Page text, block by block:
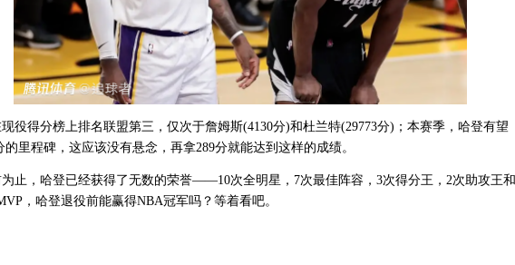
役得分榜上排名联盟第三，仅次于詹姆斯(4130分)和杜兰特(29773分)；本赛季，哈登有望
的里程碑，这应该没有悬念，再拿289分就能达到这样的成绩。
止，哈登已经获得了无数的荣誉——10次全明星，7次最佳阵容，3次得分王，2次助攻王和
，哈登退役前能赢得NBA冠军吗？等着看吧。